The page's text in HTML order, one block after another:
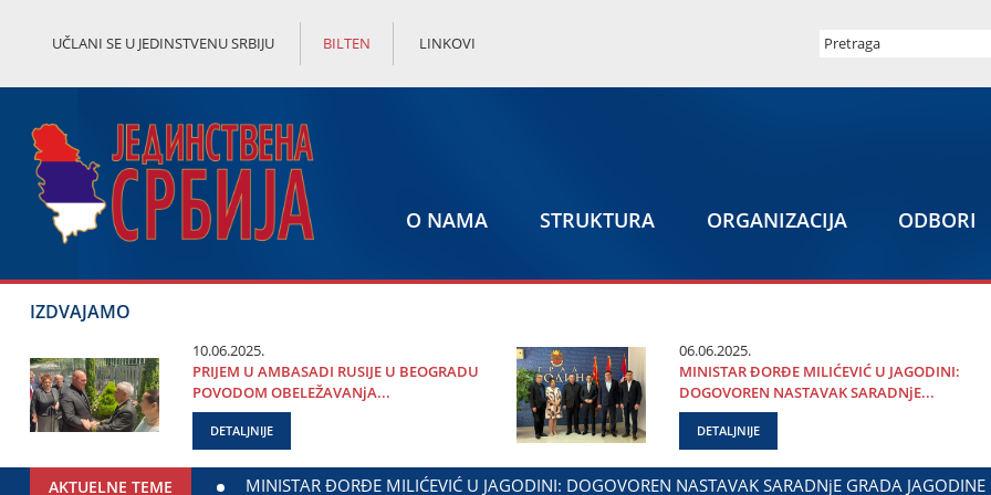
UČLANI SE U JEDINSTVENU SRBIJU BILTEN LINKOVI
O NAMA STRUKTURA ORGANIZACIЈA ODBORI
IZDVAJAMO
10.06.2025.
PRIЈEM U AMBASADI RUSIЈE U BEOGRADU
POVODOM OBELEŽAVANjA...
DETALJNIJE
06.06.2025.
MINISTAR ĐORĐE MILIĆEVIĆ U ЈAGODINI:
DOGOVOREN NASTAVAK SARADNjE...
DETALJNIJE
AKTUELNE TEME
I MINISTARSTVA ZADUŽENOG ZA ODNOSE SA DIЈASPOROM DALIBOR MARKOVIĆ NA OBELEŽAVANjU DANA